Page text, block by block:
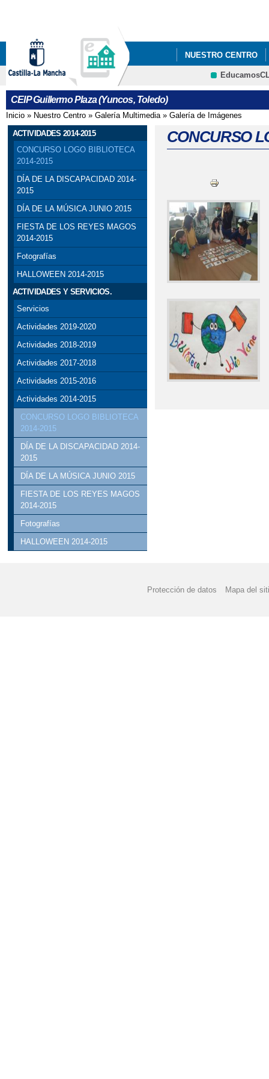
NUESTRO CENTRO
CEIP Guillermo Plaza (Yuncos, Toledo)
Se encuentra usted aquí
Inicio » Nuestro Centro » Galería Multimedia» Galería de Imágenes
ACTIVIDADES 2014-2015
CONCURSO LOGO BIBLIOTECA
2014-2015
DÍA DE LA DISCAPACIDAD 2014-
2015
DÍA DE LA MÚSICA JUNIO 2015
FIESTA DE LOS REYES MAGOS
2014-2015
Fotografías
HALLOWEEN 2014-2015
ACTIVIDADES Y SERVICIOS.
Servicios
Actividades 2019-2020
Actividades 2018-2019
Actividades 2017-2018
Actividades 2015-2016
Actividades 2014-2015
CONCURSO LOGO BIBLIOTECA
2014-2015
DÍA DE LA DISCAPACIDAD 2014-
2015
DÍA DE LA MÚSICA JUNIO 2015
FIESTA DE LOS REYES MAGOS
2014-2015
Fotografías
HALLOWEEN 2014-2015
CONCURSO
Protección de datos Mapa del